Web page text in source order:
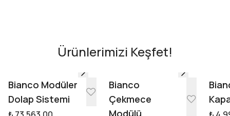
Tasarıma Başla
Ürünlerimizi Keşfet!
Bianco Modüler
Dolap Sistemi
Bianco
Çekmece
Modülü